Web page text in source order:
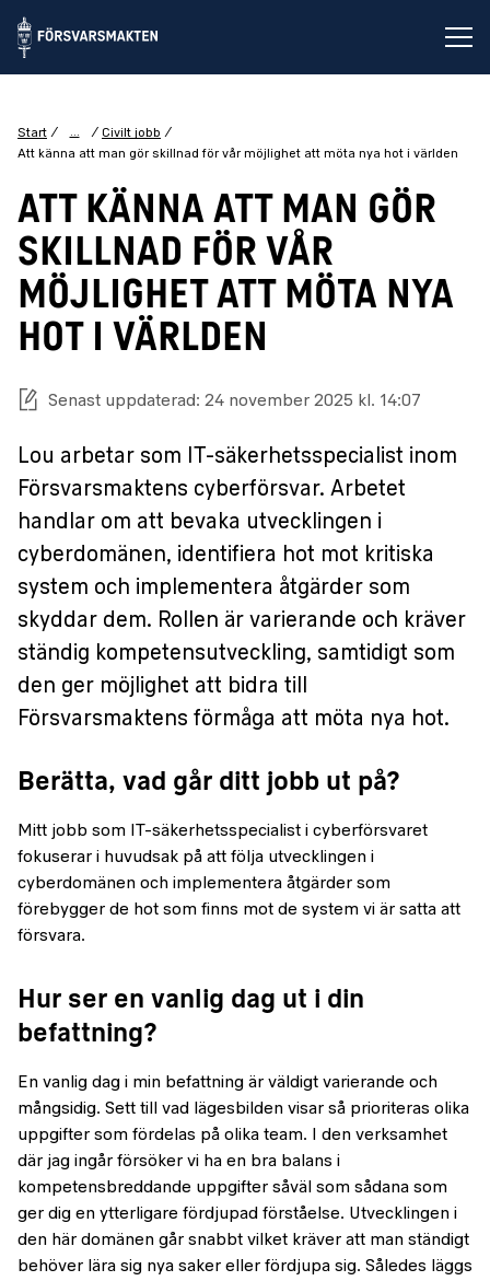
Start ...
Civilt jobb
Att känna att man gör skillnad för vår möjlighet att möta nya hot i världen
ATT KÄNNA ATT MAN GÖR
SKILLNAD FÖR VÅR
MÖJLIGHET ATT MÖTA NYA
HOT I VÄRLDEN
Senast uppdaterad: 24 november 2025 kl. 14:07
Lou arbetar som IT-säkerhetsspecialist inom
Försvarsmaktens cyberförsvar. Arbetet
handlar om att bevaka utvecklingen i
cyberdomänen, identifiera hot mot kritiska
system och implementera åtgärder som
skyddar dem. Rollen är varierande och kräver
ständig kompetensutveckling, samtidigt som
den ger möjlighet att bidra till
Försvarsmaktens förmåga att möta nya hot.
Berätta, vad går ditt jobb ut på?
Mitt jobb som IT-säkerhetsspecialist i cyberförsvaret
fokuserar i huvudsak på att följa utvecklingen i
cyberdomänen och implementera åtgärder som
förebygger de hot som finns mot de system vi är satta att
försvara.
Hur ser en vanlig dag ut i din
befattning?
En vanlig dag i min befattning är väldigt varierande och
mångsidig. Sett till vad lägesbilden visar så prioriteras olika
uppgifter som fördelas på olika team. I den verksamhet
där jag ingår försöker vi ha en bra balans i
kompetensbreddande uppgifter såväl som sådana som
ger dig en ytterligare fördjupad förståelse. Utvecklingen i
den här domänen går snabbt vilket kräver att man ständigt
behöver lära sig nya saker eller fördjupa sig. Således läggs